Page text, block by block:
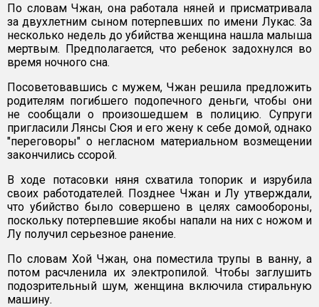
По словам Чжан, она работала няней и присматривала
за двухлетним сыном потерпевших по имени Лукас. За
несколько недель до убийства женщина нашла малыша
мертвым. Предполагается, что ребенок задохнулся во
время ночного сна.
Посоветовавшись с мужем, Чжан решила предложить
родителям погибшего подопечного деньги, чтобы они
не сообщали о произошедшем в полицию. Супруги
пригласили Лянсы Сюя и его жену к себе домой, однако
"переговоры" о негласном материальном возмещении
закончились ссорой.
В ходе потасовки няня схватила топорик и изрубила
своих работодателей. Позднее Чжан и Лу утверждали,
что убийство было совершено в целях самообороны,
поскольку потерпевшие якобы напали на них с ножом и
Лу получил серьезное ранение.
По словам Хой Чжан, она поместила трупы в ванну, а
потом расчленила их электропилой. Чтобы заглушить
подозрительный шум, женщина включила стиральную
машину.